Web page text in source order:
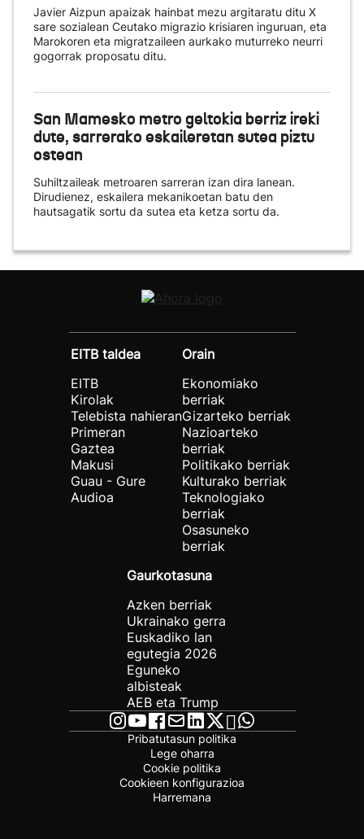
Javier Aizpun apaizak hainbat mezu argitaratu ditu X
sare sozialean Ceutako migrazio krisiaren inguruan, eta
Marokoren eta migratzaileen aurkako muturreko neurri
gogorrak proposatu ditu.
San Mamesko metro geltokia berriz ireki
dute, sarrerako eskaileretan sutea piztu
ostean
Suhiltzaileak metroaren sarreran izan dira lanean.
Dirudienez, eskailera mekanikoetan batu den
hautsagatik sortu da sutea eta ketza sortu da.
EITB taldea
EITB
Kirolak
Telebista nahieran
Primeran
Gaztea
Makusi
Guau - Gure
Audioa
Orain
Ekonomiako
berriak
Gizarteko berriak
Nazioarteko
berriak
Politikako berriak
Kulturako berriak
Teknologiako
berriak
Osasuneko
berriak
Gaurkotasuna
Azken berriak
Ukrainako gerra
Euskadiko lan
egutegia 2026
Eguneko
albisteak
AEB eta Trump
Pribatutasun politika
Lege oharra
Cookie politika
Cookieen konfigurazioa
Harremana